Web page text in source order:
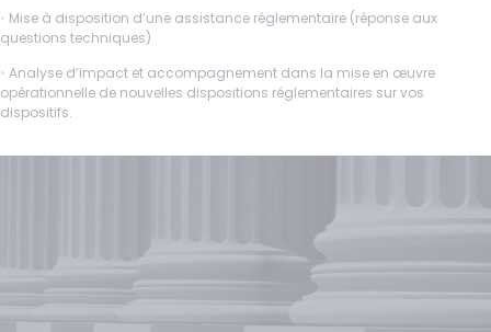
• Mise à disposition d’une assistance réglementaire (réponse aux
questions techniques)
• Analyse d’impact et accompagnement dans la mise en œuvre
opérationnelle de nouvelles dispositions réglementaires sur vos
dispositifs.